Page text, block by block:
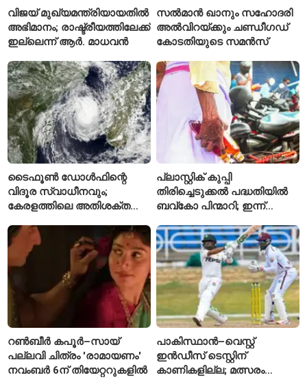
വിജയ് മുഖ്യമന്ത്രിയായതിൽ
അഭിമാനം; രാഷ്ട്രീയത്തിലേക്ക്
ഇല്ലെന്ന് ആർ. മാധവൻ
സൽമാൻ ഖാനും സഹോദരി
അൽവിറയ്ക്കും ചണ്ഡീഗഡ്
കോടതിയുടെ സമൻസ്
ടൈഫൂൺ ഡോൾഫിന്റെ
വിദൂര സ്വാധീനവും;
കേരളത്തിലെ അതിശക്ത
കാരണമായേക്കുമെന്ന്
റിപ്പോർട്ട്
പ്ലാസ്റ്റിക് കുപ്പി
തിരിച്ചെടുക്കൽ പദ്ധതിയിൽ
ബവ്കോ പിന്മാറി; ഇന്ന്
സ്വീകരിക്കില്ല
റൺബീർ കപൂർ–സായ്
പല്ലവി ചിത്രം 'രാമായണം'
നവംബർ 6ന് തിയേറ്ററുകളിൽ
പാകിസ്ഥാൻ–വെസ്റ്റ്
ഇൻഡീസ് ടെസ്റ്റിന്
കാണികളില്ല; മത്സരം